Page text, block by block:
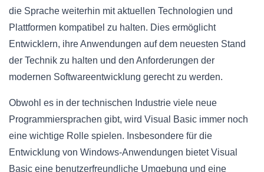
die Sprache weiterhin mit aktuellen Technologien und
Plattformen kompatibel zu halten. Dies ermöglicht
Entwicklern, ihre Anwendungen auf dem neuesten Stand
der Technik zu halten und den Anforderungen der
modernen Softwareentwicklung gerecht zu werden.
Obwohl es in der technischen Industrie viele neue
Programmiersprachen gibt, wird Visual Basic immer noch
eine wichtige Rolle spielen. Insbesondere für die
Entwicklung von Windows-Anwendungen bietet Visual
Basic eine benutzerfreundliche Umgebung und eine